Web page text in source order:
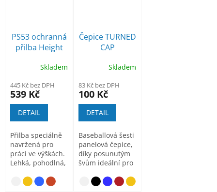
PS53 ochranná
přilba Height
práci ve
Skladem
445 Kč bez DPH
539 Kč
DETAIL
Přilba speciálně
navržená pro
práci ve výškách.
Lehká, pohodlná,
Čepice TURNED
CAP
Skladem
83 Kč bez DPH
100 Kč
DETAIL
Baseballová šesti
panelová čepice,
díky posunutým
švům ideální pro
výšivku,...